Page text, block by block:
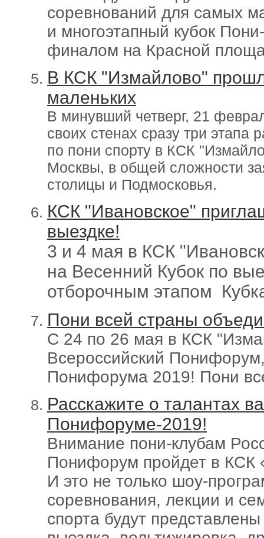
соревнований для самых
и многоэтапный кубок
финалом на Красной
В КСК "Измайлово"
маленьких
В минувший четверг, 21
своих стенах сразу три этапа
по пони спорту в КСК
Москвы, в общей сложности
столицы и Подмосковья.
КСК "Ивановское"
выездке!
3 и 4 мая в КСК
на Весенний Кубок по
отборочным этапом
Пони всей страны
С 24 по 26 мая в КСК
Всероссийский
Понифорума 2019! Пони
Расскажите о талантах
Понифоруме-2019!
Внимание пони-клубам
Понифорум пройдет в КСК
И это не только шоу-
соревнования, лекции и
спорта будут